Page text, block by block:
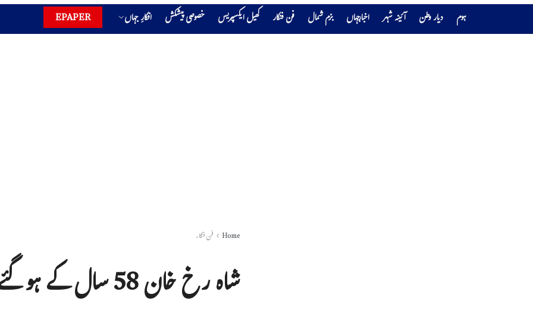
ہوم دیار وطن آئینہ شہر اخبارجہاں بزم شمال فن فنکار کھیل ایکسپریس خصوصی پیشکش افکارِ جہاں EPAPER
Home فن فنکار
شاہ رخ خان 58 سال کے ہو گئے